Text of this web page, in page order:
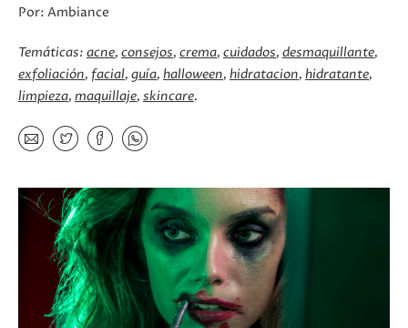
Por: Ambiance
Temáticas: acne consejos crema cuidados desmaquillante
exfoliación facial guía halloween hidratacion hidratante
limpieza maquillaje skincare